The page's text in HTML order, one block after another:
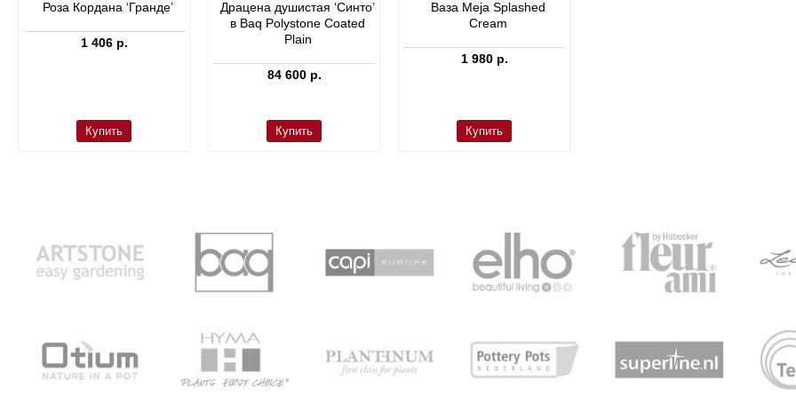
Роза Кордана ‘Гранде’
1 406 р.
Купить
Драцена душистая ‘Синто’
в Baq Polystone Coated
Plain
84 600 р.
Купить
Ваза Meja Splashed
Cream
1 980 р.
Купить